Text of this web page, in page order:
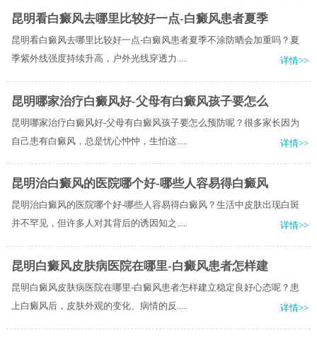
昆明看白癜风去哪里比较好一点-白癜风患者夏季
昆明看白癜风去哪里比较好一点-白癜风患者夏季不涂防晒会加重吗？夏
季紫外线强度持续升高，户外光线穿透力.....
详情>>
昆明哪家治疗白癜风好-父母有白癜风孩子要怎么
昆明哪家治疗白癜风好-父母有白癜风孩子要怎么预防呢？很多家长因为
自己患有白癜风，总是忧心忡忡，生怕这.....
详情>>
昆明治白癜风的医院哪个好-哪些人容易得白癜风
昆明治白癜风的医院哪个好-哪些人容易得白癜风？生活中皮肤出现白斑
并不罕见，但许多人对其背后的诱因知之.....
详情>>
昆明白癜风皮肤病医院在哪里-白癜风患者怎样建
昆明白癜风皮肤病医院在哪里-白癜风患者怎样建立稳定良好心态呢？患
上白癜风后，皮肤外观的变化、病情的反.....
详情>>